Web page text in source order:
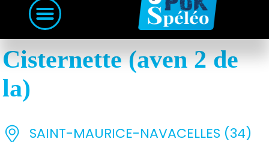
Cisternette (aven 2 de
la)
SAINT-MAURICE-NAVACELLES (34)